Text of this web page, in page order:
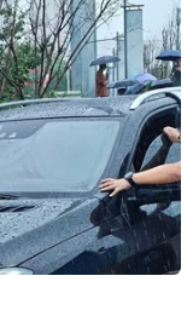
trở
tại Việt